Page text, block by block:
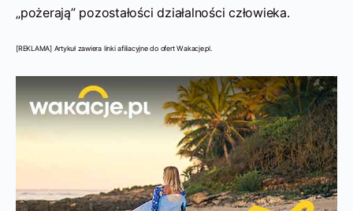
„pożerają” pozostałości działalności człowieka.
[REKLAMA] Artykuł zawiera linki afiliacyjne do ofert Wakacje.pl.